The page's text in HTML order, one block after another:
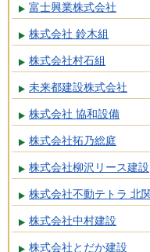
富士興業株式会社
株式会社 鈴木組
株式会社村石組
未来都建設株式会社
株式会社 協和設備
株式会社拓乃総庭
株式会社柳沢リース建設
株式会社不動テトラ 北
株式会社中村建設
株式会社とだか建設